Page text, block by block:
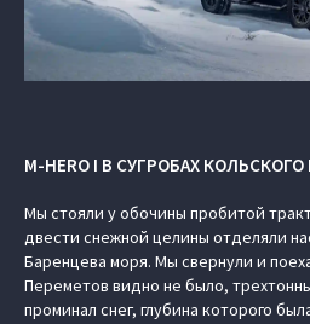
M-HERO I В СУГРОБАХ
Мы стояли у обочины пробитой
двести снежной целины отделяли
Баренцева моря. Мы свернули и
Переметов видно не было,
проминал снег, глубина которого